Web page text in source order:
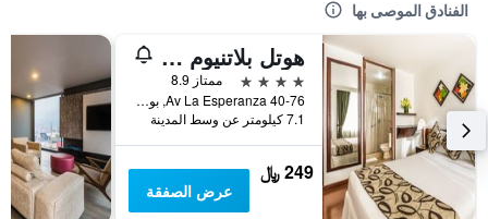
الفنادق الموصى بها
هوتل بلاتنيوم سويت
4 نجوم
ممتاز 8.9
Av La Esperanza 40-76, بوغوتا, كولومبيا
7.1 كيلومتر عن وسط المدينة
249 ﷼
عرض الصفقة